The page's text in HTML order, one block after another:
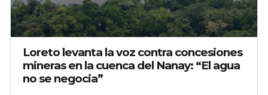
Loreto levanta la voz contra concesiones
mineras en la cuenca del Nanay: “El agua
no se negocia”